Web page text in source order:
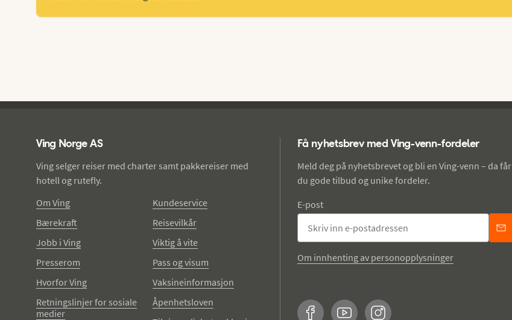
Ving Norge AS
Ving selger reiser med charter samt pakkereiser med
hotell og rutefly.
Om Ving
Bærekraft
Jobb i Ving
Presserom
Hvorfor Ving
Retningslinjer for sosiale
medier
Kundeservice
Reisevilkår
Viktig å vite
Pass og visum
Vaksineinformasjon
Åpenhetsloven
Få nyhetsbrev med Ving-venn-fordeler
Meld deg på nyhetsbrevet og bli en Ving-venn – da får
du gode tilbud og unike fordeler.
E-post
Om innhenting av personopplysninger